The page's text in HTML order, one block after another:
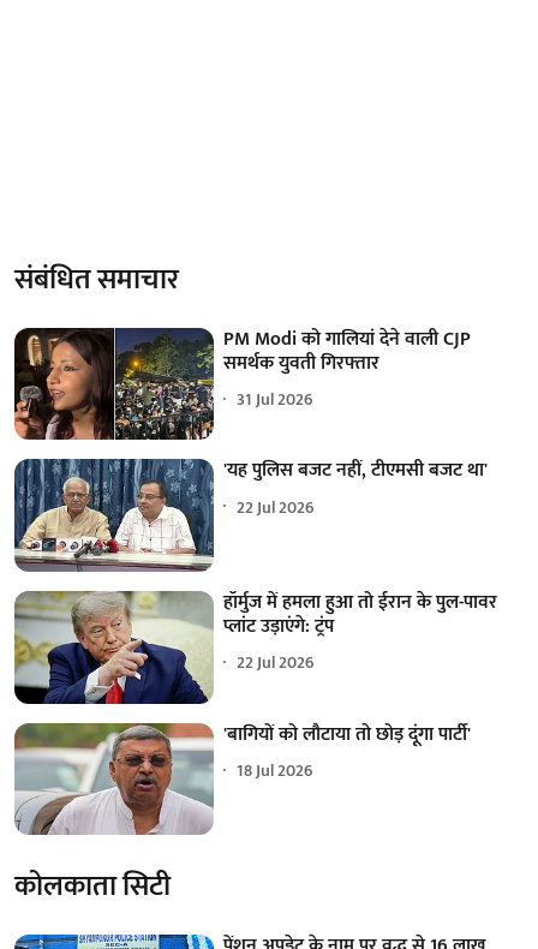
संबंधित समाचार
PM Modi को गालियां देने वाली CJP
समर्थक युवती गिरफ्तार
31 Jul 2026
'यह पुलिस बजट नहीं, टीएमसी बजट था'
22 Jul 2026
हॉर्मुज में हमला हुआ तो ईरान के पुल-पावर
प्लांट उड़ाएंगे: ट्रंप
22 Jul 2026
'बागियों को लौटाया तो छोड़ दूंगा पार्टी'
18 Jul 2026
कोलकाता सिटी